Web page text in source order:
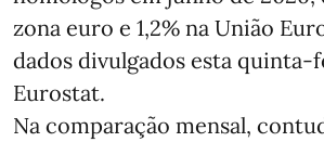
zona euro e 1,2% na União
dados divulgados esta quinta-
Eurostat.
Na comparação mensal,